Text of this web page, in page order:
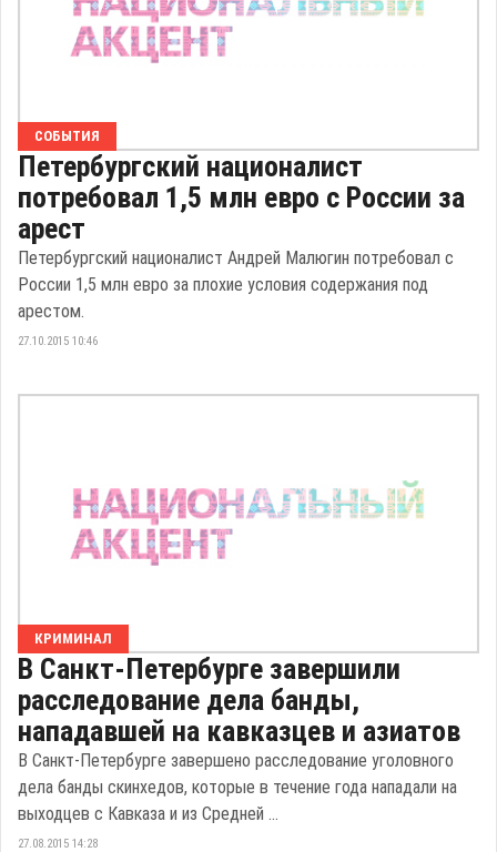
СОБЫТИЯ
Петербургский националист
потребовал 1,5 млн евро с России за
арест
Петербургский националист Андрей Малюгин потребовал с
России 1,5 млн евро за плохие условия содержания под
арестом.
27.10.2015 10:46
КРИМИНАЛ
В Санкт-Петербурге завершили
расследование дела банды,
нападавшей на кавказцев и азиатов
В Санкт-Петербурге завершено расследование уголовного
дела банды скинхедов, которые в течение года нападали на
выходцев с Кавказа и из Средней ...
27.08.2015 14:28